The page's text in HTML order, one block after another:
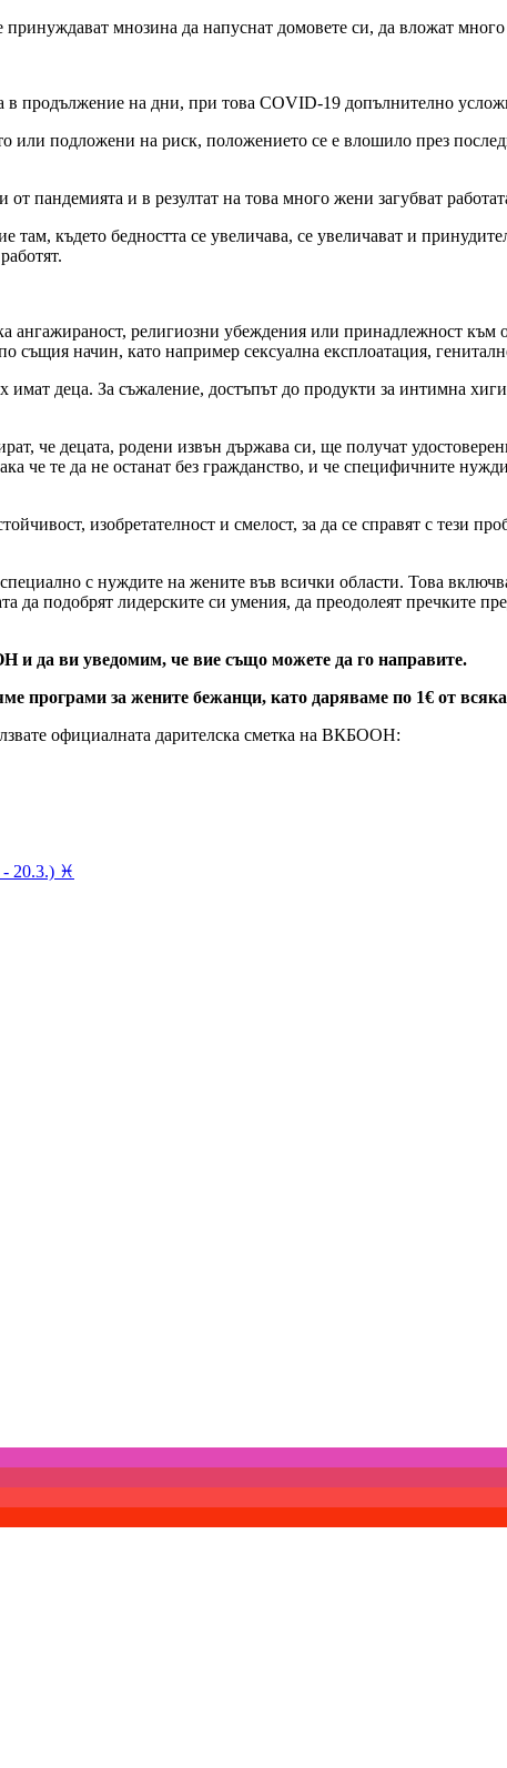
мнозина да напуснат домовете си, да вложат
продължение на дни, при това COVID-19 допълнително
или подложени на риск, положението се е влошило през
пандемията и в резултат на това много жени загубват
там, където бедността се увеличава, се увеличават и
религиозни убеждения или принадлежност към
същия начин, като например сексуална експлоатация,
имат деца. За съжаление, достъпът до продукти за интимна
че децата, родени извън държава си, ще получат
че те да не останат без гражданство, и че специфичните
изобретателност и смелост, за да се справят с тези
с нуждите на жените във всички области. Това
подобрят лидерските си умения, да преодолеят пречките
да ви уведомим, че вие също можете да го направите.
програми за жените бежанци, като даряваме по 1€ от
официалната дарителска сметка на ВКБООН:
20.3.) ♓